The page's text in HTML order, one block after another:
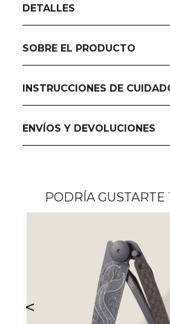
DETALLES
SOBRE EL PRODUCTO
INSTRUCCIONES DE
ENVÍOS Y DEVOLUCIONES
PODRÍA
<